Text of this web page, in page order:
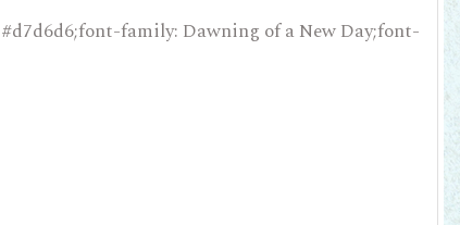
family: Dawning of a New Day;font-